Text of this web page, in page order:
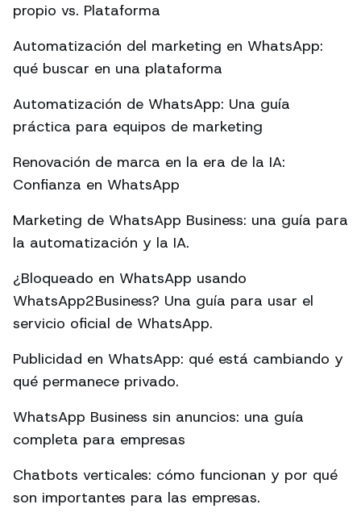
propio vs. Plataforma
Automatización del marketing en WhatsApp:
qué buscar en una plataforma
Automatización de WhatsApp: Una guía
práctica para equipos de marketing
Renovación de marca en la era de la IA:
Confianza en WhatsApp
Marketing de WhatsApp Business: una guía para
la automatización y la IA.
¿Bloqueado en WhatsApp usando
WhatsApp2Business? Una guía para usar el
servicio oficial de WhatsApp.
Publicidad en WhatsApp: qué está cambiando y
qué permanece privado.
WhatsApp Business sin anuncios: una guía
completa para empresas
Chatbots verticales: cómo funcionan y por qué
son importantes para las empresas.